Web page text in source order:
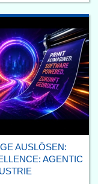
AUSLÖSEN:
AGENTIC